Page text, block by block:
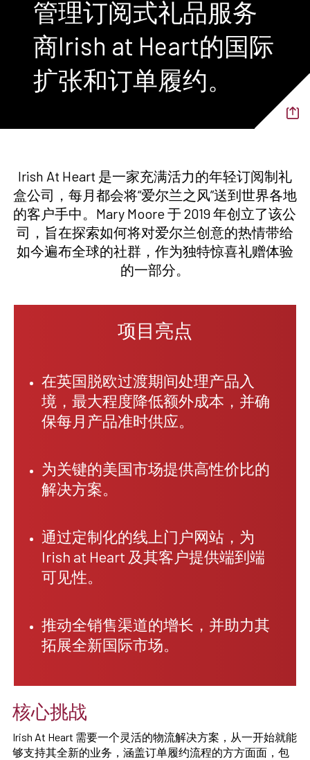
管理订阅式礼品服务
商Irish at Heart的国际
扩张和订单履约。
Irish At Heart 是一家充满活力的年轻订阅制礼
盒公司，每月都会将“爱尔兰之风”送到世界各地
的客户手中。Mary Moore 于 2019 年创立了该公
司，旨在探索如何将对爱尔兰创意的热情带给
如今遍布全球的社群，作为独特惊喜礼赠体验
的一部分。
项目亮点
在英国脱欧过渡期间处理产品入
境，最大程度降低额外成本，并确
保每月产品准时供应。
为关键的美国市场提供高性价比的
解决方案。
通过定制化的线上门户网站，为
Irish at Heart 及其客户提供端到端
可见性。
推动全销售渠道的增长，并助力其
拓展全新国际市场。
核心挑战
Irish At Heart 需要一个灵活的物流解决方案，从一开始就能
够支持其全新的业务，涵盖订单履约流程的方方面面，包